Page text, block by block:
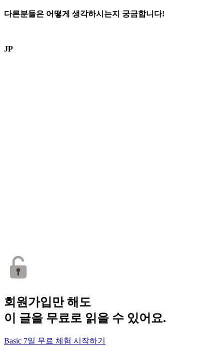
다른분들은 어떻게 생각하시는지 궁금합니다!
JP
회원가입만 해도
이 글을 무료로 읽을 수 있어요.
Basic 7일 무료 체험 시작하기